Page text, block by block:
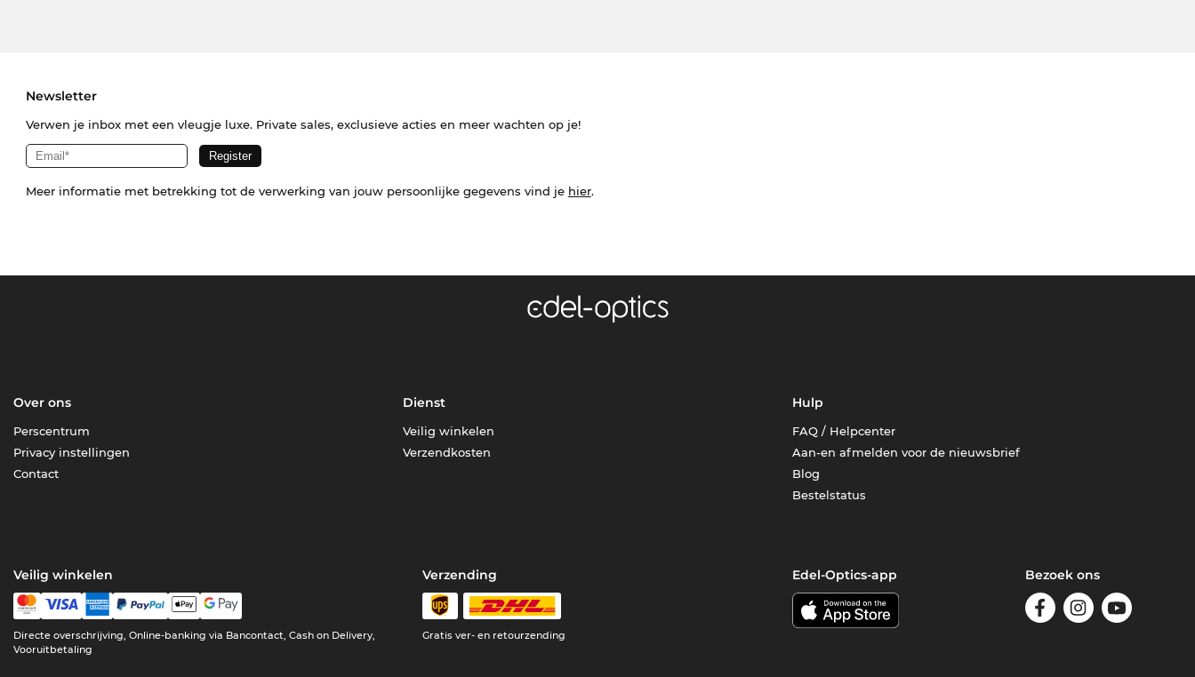
Newsletter
Verwen je inbox met een vleugje luxe. Private sales, exclusieve acties en meer wachten op je!
Meer informatie met betrekking tot de verwerking van jouw persoonlijke gegevens vind je hier.
Over ons
Perscentrum
Privacy instellingen
Contact
Dienst
Veilig winkelen
Verzendkosten
Hulp
FAQ / Helpcenter
Aan-en afmelden voor de nieuwsbrief
Blog
Bestelstatus
Veilig winkelen
Directe overschrijving, Online-banking via Bancontact, Cash on Delivery,
Vooruitbetaling
Verzending
Gratis ver- en retourzending
Edel-Optics-app Bezoek ons